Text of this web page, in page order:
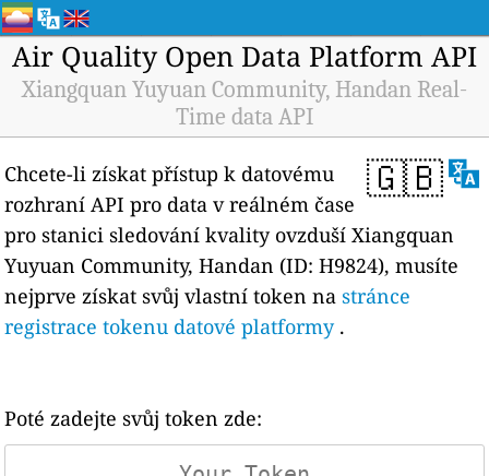
Air Quality Open Data Platform API
Xiangquan Yuyuan Community, Handan Real-
Time data API
🇬🇧
Chcete-li získat přístup k datovému
rozhraní API pro data v reálném čase
pro stanici sledování kvality ovzduší Xiangquan
Yuyuan Community, Handan (ID: H9824), musíte
nejprve získat svůj vlastní token nastránce
registrace tokenu datové platformy.
Poté zadejte svůj token zde: